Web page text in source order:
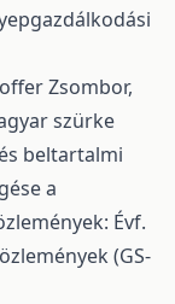
Zsombor,
szürke
beltartalmi
a
Évf.
(GS-